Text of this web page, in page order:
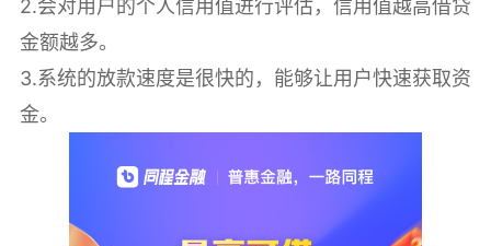
2.会对用户的个人信用值进行评估，信用值越高借贷
金额越多。
3.系统的放款速度是很快的，能够让用户快速获取资
金。